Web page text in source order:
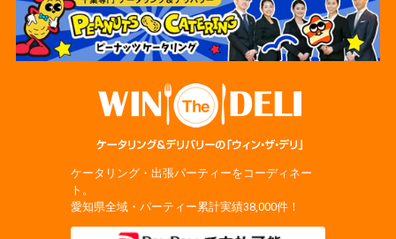
ケータリング・出張パーティーをコーディネー
ト。
愛知県全域・パーティー累計実績38,000件！